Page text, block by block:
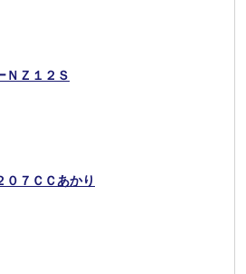
Ｚ１２Ｓ
７ＣＣあかり